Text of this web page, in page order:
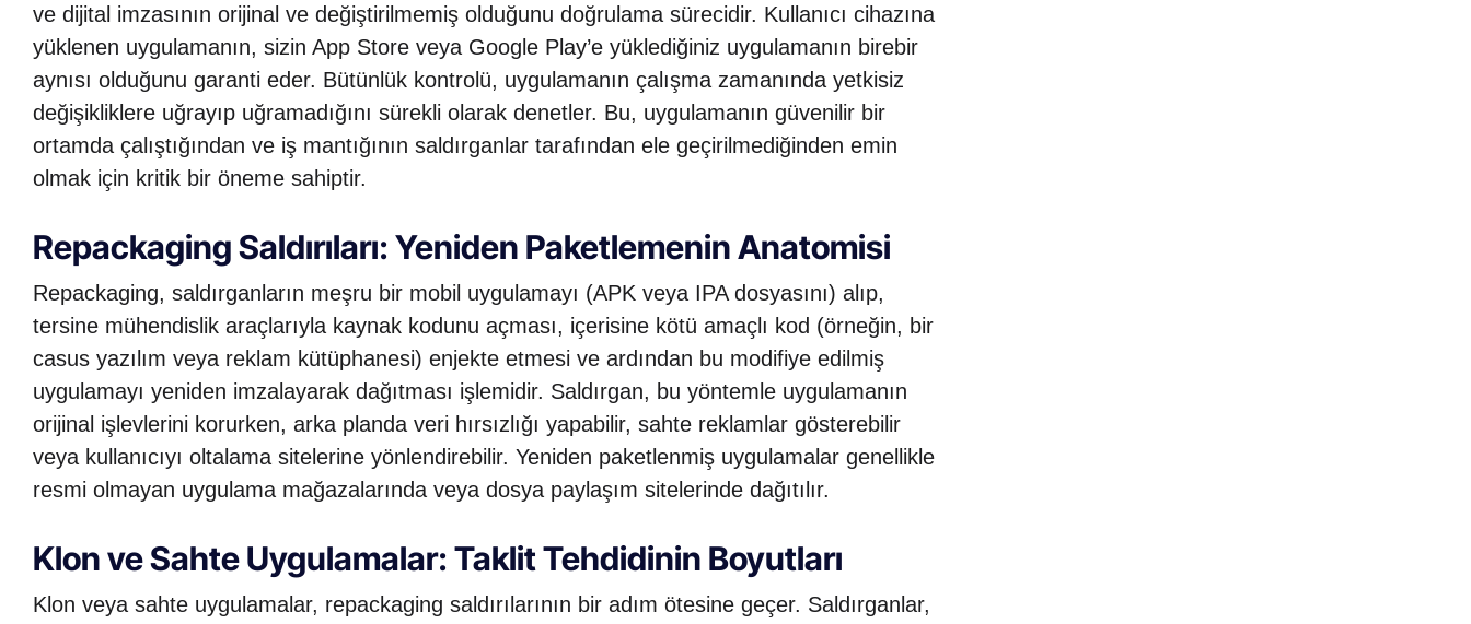
ve dijital imzasının orijinal ve değiştirilmemiş olduğunu doğrulama sürecidir. Kullanıcı cihazına
yüklenen uygulamanın, sizin App Store veya Google Play’e yüklediğiniz uygulamanın birebir
aynısı olduğunu garanti eder. Bütünlük kontrolü, uygulamanın çalışma zamanında yetkisiz
değişikliklere uğrayıp uğramadığını sürekli olarak denetler. Bu, uygulamanın güvenilir bir
ortamda çalıştığından ve iş mantığının saldırganlar tarafından ele geçirilmediğinden emin
olmak için kritik bir öneme sahiptir.
Repackaging Saldırıları: Yeniden Paketlemenin Anatomisi
Repackaging, saldırganların meşru bir mobil uygulamayı (APK veya IPA dosyasını) alıp,
tersine mühendislik araçlarıyla kaynak kodunu açması, içerisine kötü amaçlı kod (örneğin, bir
casus yazılım veya reklam kütüphanesi) enjekte etmesi ve ardından bu modifiye edilmiş
uygulamayı yeniden imzalayarak dağıtması işlemidir. Saldırgan, bu yöntemle uygulamanın
orijinal işlevlerini korurken, arka planda veri hırsızlığı yapabilir, sahte reklamlar gösterebilir
veya kullanıcıyı oltalama sitelerine yönlendirebilir. Yeniden paketlenmiş uygulamalar genellikle
resmi olmayan uygulama mağazalarında veya dosya paylaşım sitelerinde dağıtılır.
Klon ve Sahte Uygulamalar: Taklit Tehdidinin Boyutları
Klon veya sahte uygulamalar, repackaging saldırılarının bir adım ötesine geçer. Saldırganlar,